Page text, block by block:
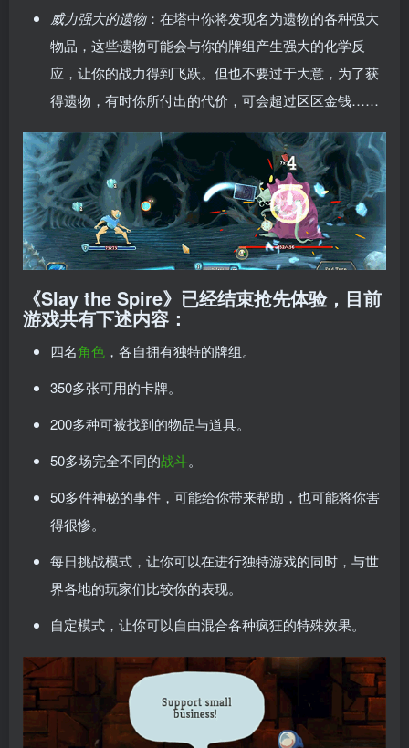
威力强大的遗物：在塔中你将发现名为遗物的各种强大
物品，这些遗物可能会与你的牌组产生强大的化学反
应，让你的战力得到飞跃。但也不要过于大意，为了获
得遗物，有时你所付出的代价，可会超过区区金钱……
《Slay the Spire》已经结束抢先体验，目前
游戏共有下述内容：
四名角色 ，各自拥有独特的牌组。
350多张可用的卡牌。
200多种可被找到的物品与道具。
50多场完全不同的战斗。
50多件神秘的事件，可能给你带来帮助，也可能将你害
得很惨。
每日挑战模式，让你可以在进行独特游戏的同时，与世
界各地的玩家们比较你的表现。
自定模式，让你可以自由混合各种疯狂的特殊效果。